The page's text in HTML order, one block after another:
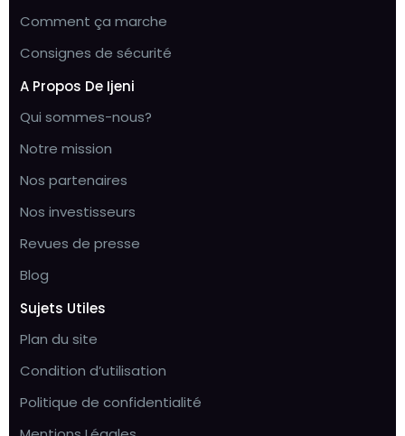
Comment ça marche
Consignes de sécurité
A Propos De Ijeni
Qui sommes-nous?
Notre mission
Nos partenaires
Nos investisseurs
Revues de presse
Blog
Sujets Utiles
Plan du site
Condition d’utilisation
Politique de confidentialité